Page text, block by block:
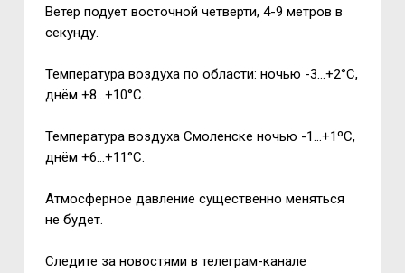
Ветерподуетвосточной четверти, 4-9 метров в
секунду.
Температура воздуха по области: ночью -3...+2°С,
днём +8...+10°С.
Температура воздуха Смоленске ночью -1...+1ºС,
днём +6...+11°С.
Атмосферное давление существенно меняться
не будет.
Следите за новостями в телеграм-канале